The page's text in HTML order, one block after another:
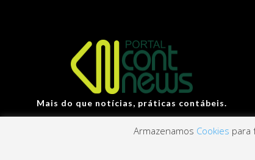
Mais do que notícias, práticas contábeis.
Armazenamos Cookies para